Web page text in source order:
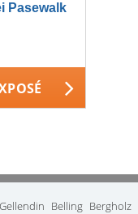
Pasewalk
Belling Bergholz